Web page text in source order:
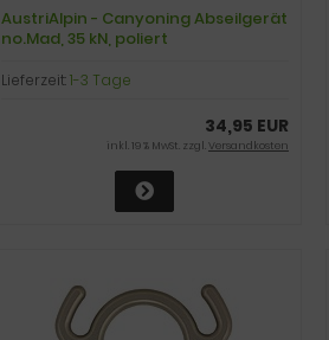
AustriAlpin - Canyoning Abseilgerät
no.Mad, 35 kN, poliert
Lieferzeit:1-3 Tage
34,95 EUR
inkl. 19 % MwSt. zzgl.Versandkosten